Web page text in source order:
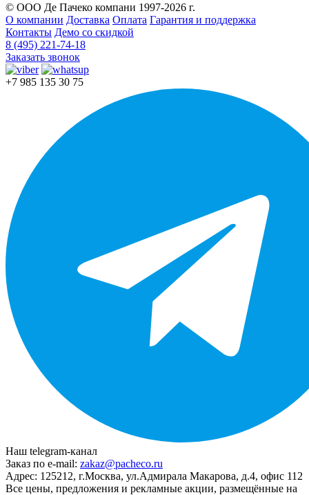
© ООО Де Пачеко компани 1997-2026 г.
О компании Доставка Оплата Гарантия и поддержка
Контакты Демо со скидкой
8 (495) 221-74-18
Заказать звонок
+7 985 135 30 75
Наш telegram-канал
Заказ по e-mail: zakaz@pacheco.ru
Адрес: 125212, г.Москва, ул.Адмирала Макарова, д.4, офис 112
Все цены, предложения и рекламные акции, размещённые на